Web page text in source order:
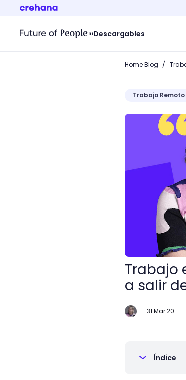
Descargables
Home Blog /
Trabajo Remoto
Trabajo en
Trabajo
a salir
- 31 Mar 20
Índice